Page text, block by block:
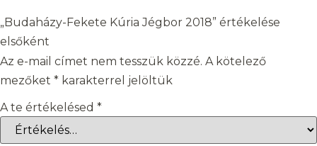
„Budaházy-Fekete Kúria Jégbor 2018” értékelése
elsőként
Az e-mail címet nem tesszük közzé. A kötelező
mezőket * karakterrel jelöltük
A te értékelésed *